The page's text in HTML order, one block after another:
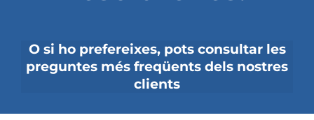
O si ho prefereixes, pots consultar les
preguntes més freqüents dels nostres
clients